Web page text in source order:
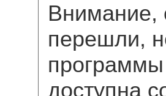
Внимание,
перешли,
доступна